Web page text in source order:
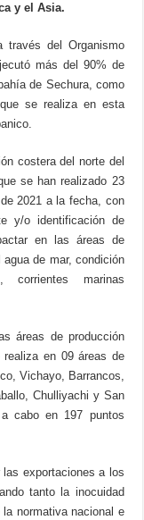
y el Asia.
través del Organismo
más del 90% de
de Sechura, como
se realiza en esta
costera del norte del
se han realizado 23
2021 a la fecha, con
y/o identificación de
en las áreas de
de mar, condición
corrientes marinas
áreas de producción
en 09 áreas de
Vichayo, Barrancos,
Chulliyachi y San
cabo en 197 puntos
exportaciones a los
tanto la inocuidad
normativa nacional e